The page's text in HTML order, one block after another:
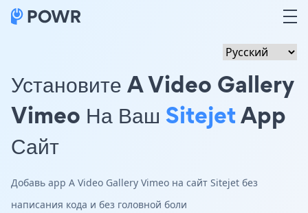
Установите A Video Gallery
Vimeo На Ваш SitejetApp
Сайт
Добавь app A Video Gallery Vimeo на сайт Sitejet без
написания кода и без головной боли